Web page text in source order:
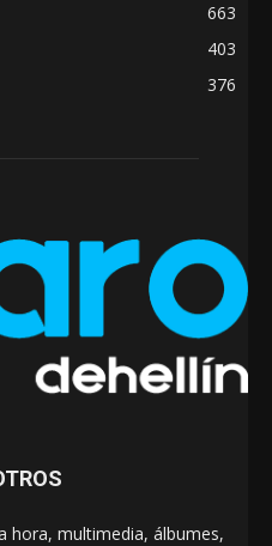
663
403
376
hora, multimedia, álbumes,